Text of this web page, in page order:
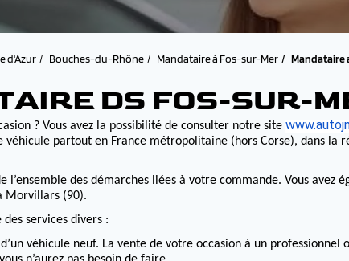
d'Azur Bouches-du-Rhône Mandataire à Fos-sur-Mer Mandataire
DS FOS-SUR-
? Vous avez la possibilité de consulter notre site
partout en France métropolitaine (hors Corse), dans la
l’ensemble des démarches liées à votre commande. Vous
Morvillars (90).
services divers :
véhicule neuf. La vente de votre occasion à un